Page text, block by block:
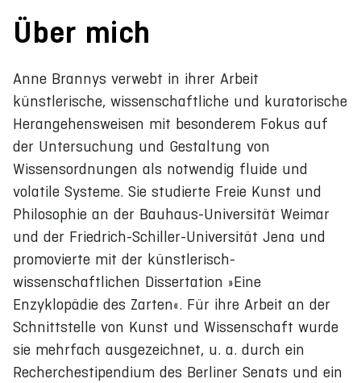
Über mich
Anne Brannys verwebt in ihrer Arbeit
künstlerische, wissenschaftliche und kuratorische
Herangehensweisen mit besonderem Fokus auf
der Untersuchung und Gestaltung von
Wissensordnungen als notwendig fluide und
volatile Systeme. Sie studierte Freie Kunst und
Philosophie an der Bauhaus-Universität Weimar
und der Friedrich-Schiller-Universität Jena und
promovierte mit der künstlerisch-
wissenschaftlichen Dissertation »Eine
Enzyklopädie des Zarten«. Für ihre Arbeit an der
Schnittstelle von Kunst und Wissenschaft wurde
sie mehrfach ausgezeichnet, u. a. durch ein
Recherchestipendium des Berliner Senats und ein